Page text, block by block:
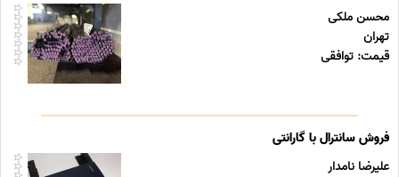
محسن ملکی
تهران
قیمت: توافقی
فروش سانترال با گارانتی
علیرضا نامدار